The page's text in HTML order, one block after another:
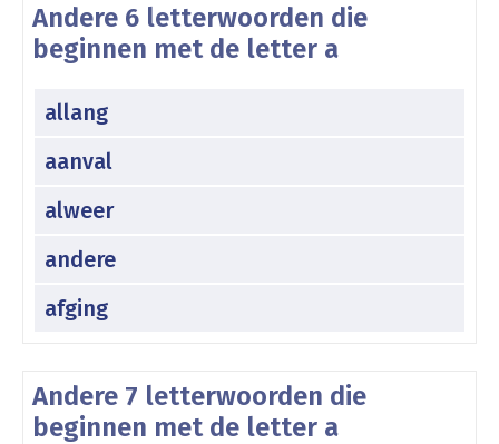
Andere 6 letterwoorden die
beginnen met de letter a
allang
aanval
alweer
andere
afging
Andere 7 letterwoorden die
beginnen met de letter a